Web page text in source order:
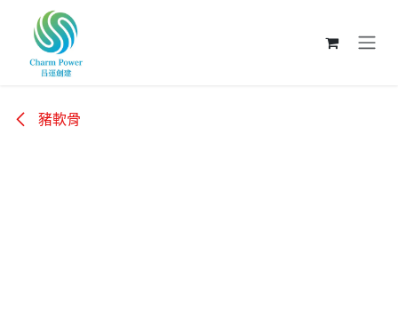
跳至內容
豬軟骨